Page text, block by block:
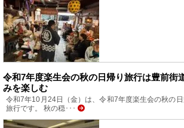
令和7年度楽生会の秋の日帰り旅行は豊前街
みを楽しむ
令和7年10月24日（金）は、令和7年度楽生会の秋の
旅行です。 秋の穏･･･